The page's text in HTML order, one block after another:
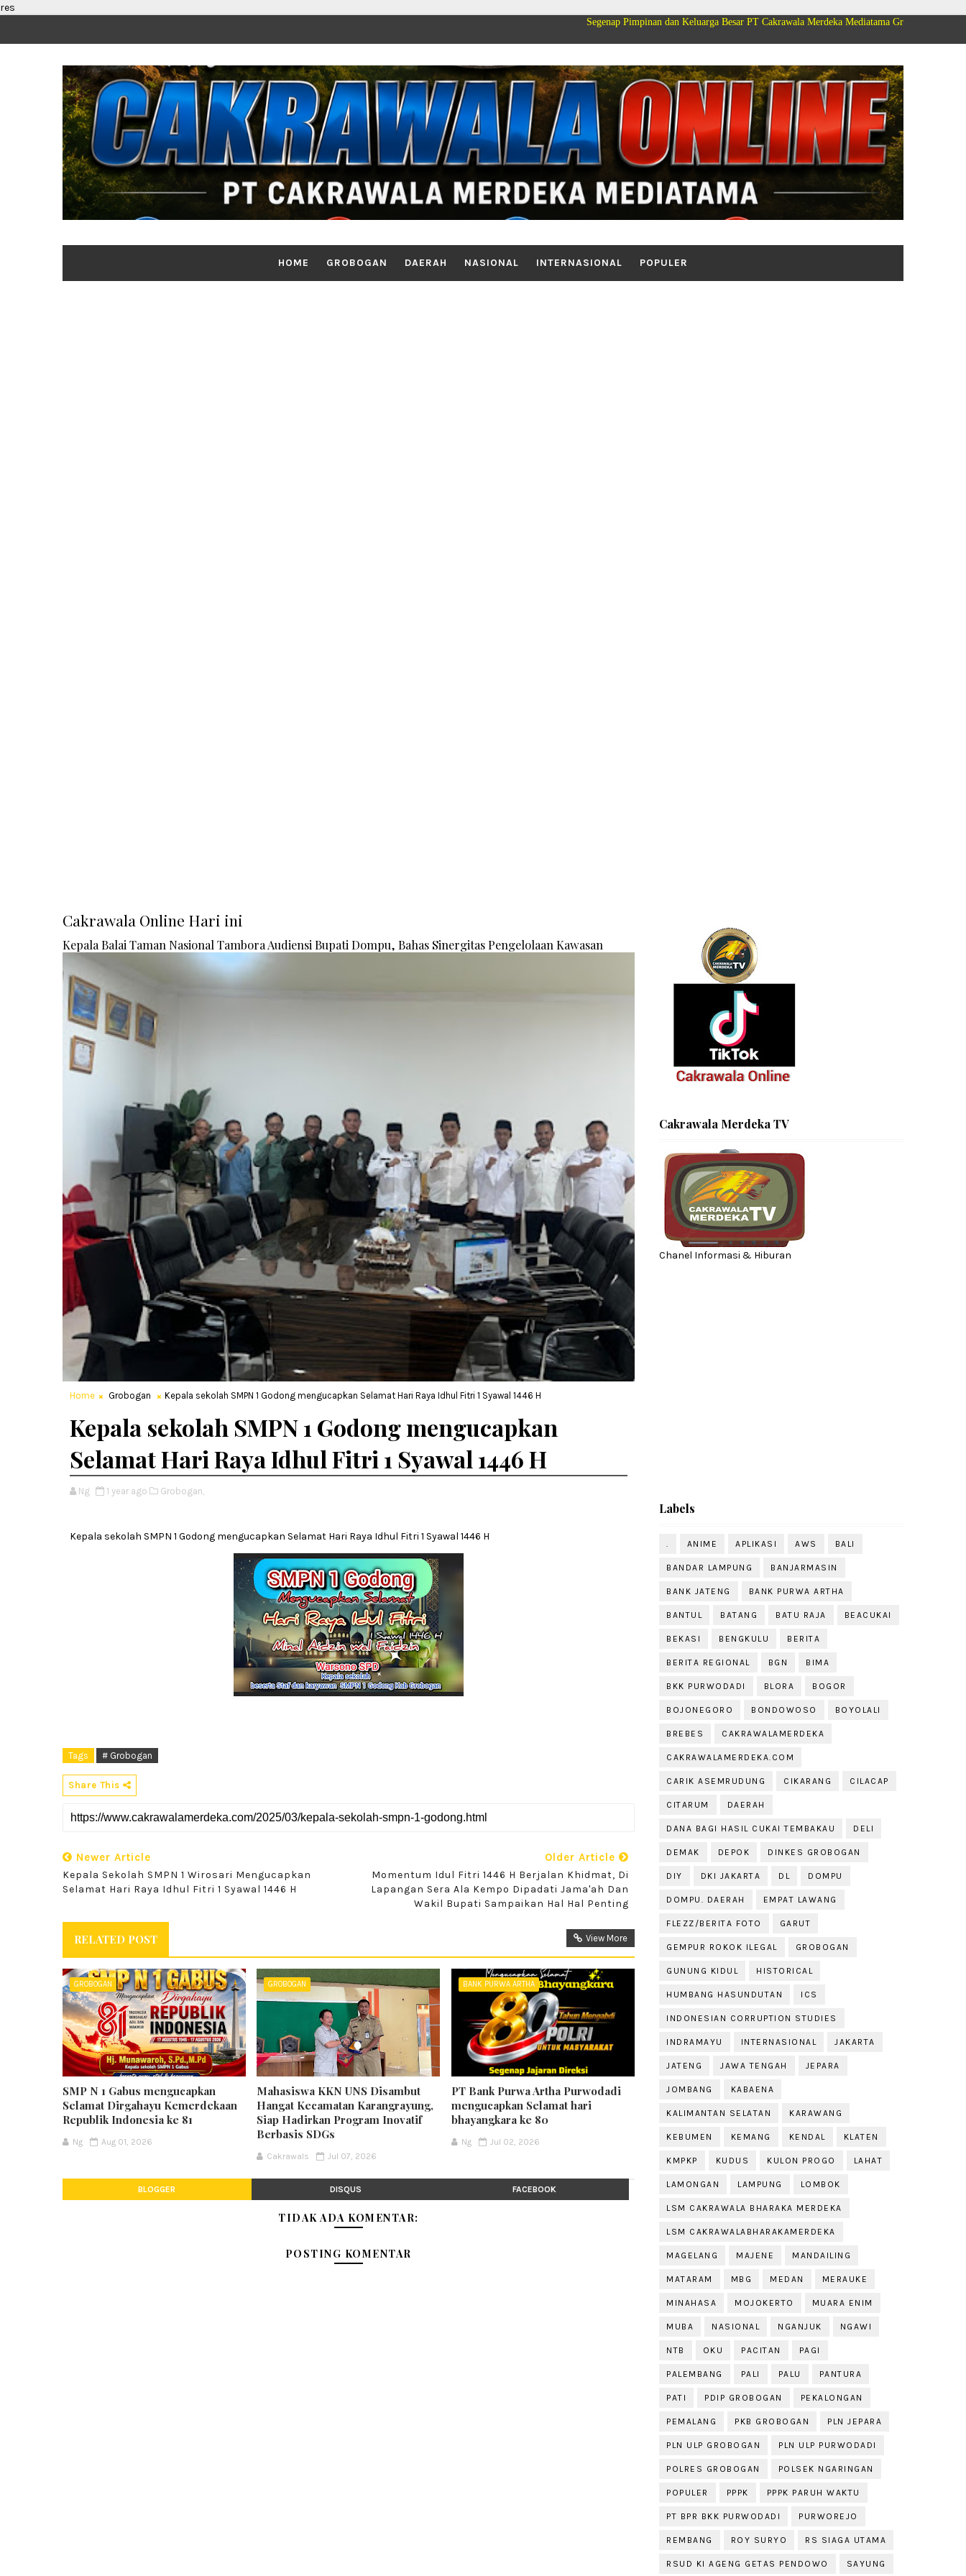
res
Segenap Pimpinan dan Keluarga Besar PT Cakrawala Merdeka Mediatama Group Mengucapkan Selamat
HOME GROBOGAN DAERAH NASIONAL INTERNASIONAL POPULER
Cakrawala Online Hari ini
Kepala Balai Taman Nasional Tambora Audiensi Bupati Dompu, Bahas Sinergitas Pengelolaan Kawasan
Home Grobogan Kepala sekolah SMPN 1 Godong mengucapkan Selamat Hari Raya Idhul Fitri 1 Syawal 1446 H
Kepala sekolah SMPN 1 Godong mengucapkan
Selamat Hari Raya Idhul Fitri 1 Syawal 1446 H
Ng 1 year ago Grobogan,
Kepala sekolah SMPN 1 Godong mengucapkan Selamat Hari Raya Idhul Fitri 1 Syawal 1446 H
Tags # Grobogan
Share This
Newer Article
Kepala Sekolah SMPN 1 Wirosari Mengucapkan
Selamat Hari Raya Idhul Fitri 1 Syawal 1446 H
Older Article
Momentum Idul Fitri 1446 H Berjalan Khidmat, Di
Lapangan Sera Ala Kempo Dipadati Jama'ah Dan
Wakil Bupati Sampaikan Hal Hal Penting
RELATED POST View More
GROBOGAN
SMP N 1 Gabus mengucapkan
Selamat Dirgahayu Kemerdekaan
Republik Indonesia ke 81
Ng Aug 01, 2026
GROBOGAN
Mahasiswa KKN UNS Disambut
Hangat Kecamatan Karangrayung,
Siap Hadirkan Program Inovatif
Berbasis SDGs
Cakrawals Jul 07, 2026
BANK PURWA ARTHA
PT Bank Purwa Artha Purwodadi
mengucapkan Selamat hari
bhayangkara ke 80
Ng Jul 02, 2026
BLOGGER DISQUS FACEBOOK
TIDAK ADA KOMENTAR:
POSTING KOMENTAR
Cakrawala Merdeka TV
Chanel Informasi & Hiburan
Labels
. ANIME APLIKASI AWS BALI
BANDAR LAMPUNG BANJARMASIN
BANK JATENG BANK PURWA ARTHA
BANTUL BATANG BATU RAJA BEACUKAI
BEKASI BENGKULU BERITA
BERITA REGIONAL BGN BIMA
BKK PURWODADI BLORA BOGOR
BOJONEGORO BONDOWOSO BOYOLALI
BREBES CAKRAWALAMERDEKA
CAKRAWALAMERDEKA.COM
CARIK ASEMRUDUNG CIKARANG CILACAP
CITARUM DAERAH
DANA BAGI HASIL CUKAI TEMBAKAU DELI
DEMAK DEPOK DINKES GROBOGAN
DIY DKI JAKARTA DL DOMPU
DOMPU. DAERAH EMPAT LAWANG
FLEZZ/BERITA FOTO GARUT
GEMPUR ROKOK ILEGAL GROBOGAN
GUNUNG KIDUL HISTORICAL
HUMBANG HASUNDUTAN ICS
INDONESIAN CORRUPTION STUDIES
INDRAMAYU INTERNASIONAL JAKARTA
JATENG JAWA TENGAH JEPARA
JOMBANG KABAENA
KALIMANTAN SELATAN KARAWANG
KEBUMEN KEMANG KENDAL KLATEN
KMPKP KUDUS KULON PROGO LAHAT
LAMONGAN LAMPUNG LOMBOK
LSM CAKRAWALA BHARAKA MERDEKA
LSM CAKRAWALABHARAKAMERDEKA
MAGELANG MAJENE MANDAILING
MATARAM MBG MEDAN MERAUKE
MINAHASA MOJOKERTO MUARA ENIM
MUBA NASIONAL NGANJUK NGAWI
NTB OKU PACITAN PAGI
PALEMBANG PALI PALU PANTURA
PATI PDIP GROBOGAN PEKALONGAN
PEMALANG PKB GROBOGAN PLN JEPARA
PLN ULP GROBOGAN PLN ULP PURWODADI
POLRES GROBOGAN POLSEK NGARINGAN
POPULER PPPK PPPK PARUH WAKTU
PT BPR BKK PURWODADI PURWOREJO
REMBANG ROY SURYO RS SIAGA UTAMA
RSUD KI AGENG GETAS PENDOWO SAYUNG